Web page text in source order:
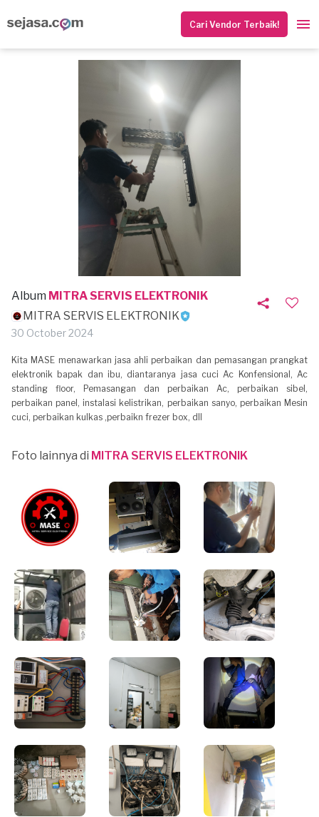
Cari Vendor Terbaik!
Album MITRA SERVIS ELEKTRONIK
MITRA SERVIS ELEKTRONIK
30 October 2024
Kita MASE menawarkan jasa ahli perbaikan dan pemasangan prangkat
elektronik bapak dan ibu, diantaranya jasa cuci Ac Konfensional, Ac
standing floor, Pemasangan dan perbaikan Ac, perbaikan sibel,
perbaikan panel, instalasi kelistrikan, perbaikan sanyo, perbaikan Mesin
cuci, perbaikan kulkas ,perbaikn frezer box, dll
Foto lainnya di MITRA SERVIS ELEKTRONIK